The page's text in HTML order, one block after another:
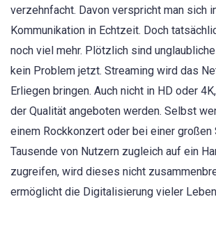
verzehnfacht. Davon verspricht man sich
Kommunikation in Echtzeit. Doch
noch viel mehr. Plötzlich sind
kein Problem jetzt. Streaming wird das
Erliegen bringen. Auch nicht in HD oder
der Qualität angeboten werden. Selbst
einem Rockkonzert oder bei einer
Tausende von Nutzern zugleich auf ein
zugreifen, wird dieses nicht
ermöglicht die Digitalisierung vieler